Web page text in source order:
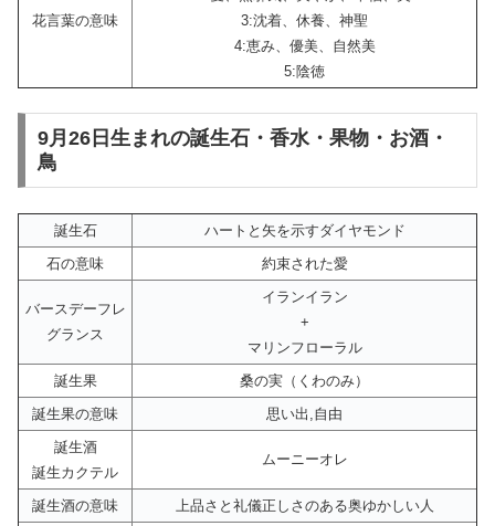
花言葉の意味
3:沈着、休養、神聖
4:恵み、優美、自然美
5:陰徳
9月26日生まれの誕生石・香水・果物・お酒・
鳥
誕生石
ハートと矢を示すダイヤモンド
石の意味
約束された愛
バースデーフレ
グランス
イランイラン
+
マリンフローラル
誕生果
桑の実（くわのみ）
誕生果の意味
思い出,自由
誕生酒
誕生カクテル
ムーニーオレ
誕生酒の意味
上品さと礼儀正しさのある奥ゆかしい人